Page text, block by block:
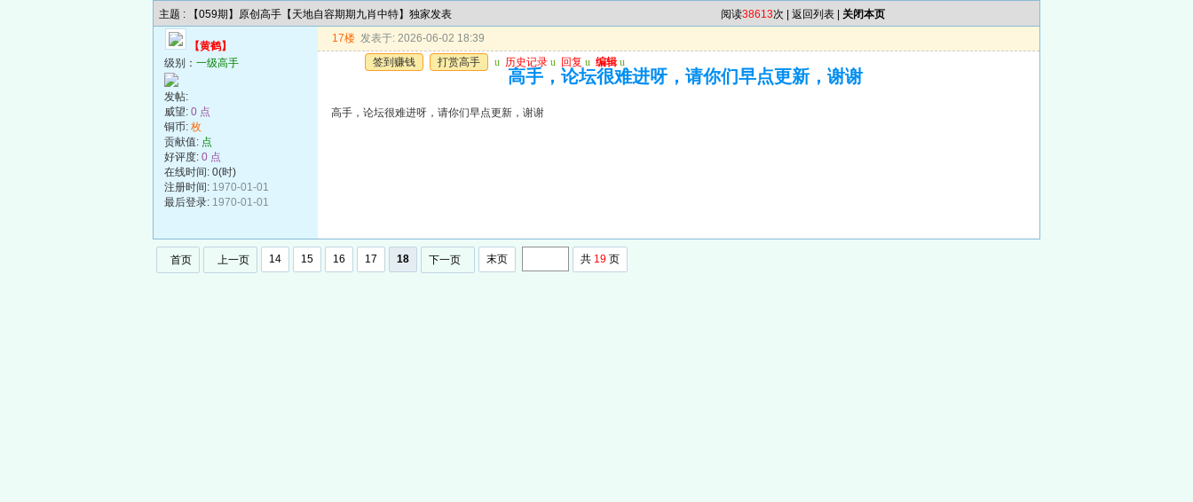
主题 : 【059期】原创高手【天地自容期期九肖中特】独家发表 阅读38613次 | 返回列表 关闭本页
【黄鹤】
级别： 一级高手
发帖:
威望: 0 点
铜币: 枚
贡献值: 点
好评度: 0 点
在线时间: 0(时)
注册时间: 1970-01-01
最后登录: 1970-01-01
17楼 发表于: 2026-06-02 18:39
签到赚钱
打赏高手 u 历史记录 u 回复 u 编辑 u
高手，论坛很难进呀，请你们早点更新，谢谢
高手，论坛很难进呀，请你们早点更新，谢谢
首页 上一页 14 15 16 17 18 下一页 末页 共 19 页